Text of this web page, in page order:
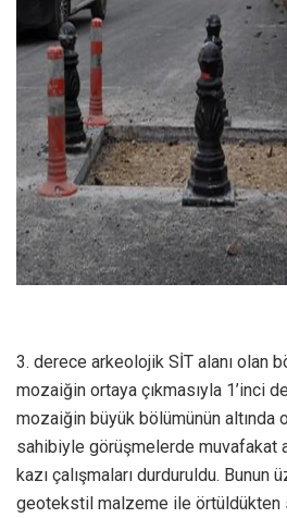
​3. derece arkeolojik SİT alanı olan
mozaiğin ortaya çıkmasıyla 1’inci
mozaiğin büyük bölümünün altında
sahibiyle görüşmelerde muvafakat
kazı çalışmaları durduruldu. Bunun
geotekstil malzeme ile örtüldükten